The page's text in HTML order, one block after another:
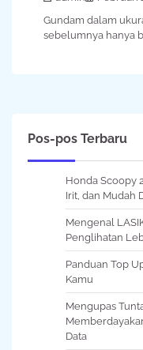
Gundam dalam
sebelumnya hanya
Pos-pos Terbaru
Honda Scoopy
Irit, dan Mudah
Mengenal
Penglihatan
Panduan Top
Kamu
Mengupas
Data